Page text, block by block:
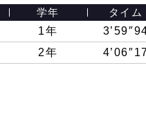
学年
タイム
1年
2年